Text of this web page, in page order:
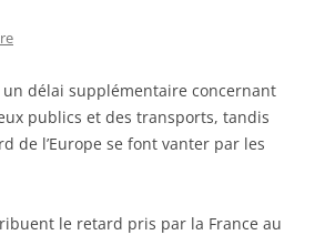
un délai supplémentaire concernant
publics et des transports, tandis
de l’Europe se font vanter par les
le retard pris par la France au